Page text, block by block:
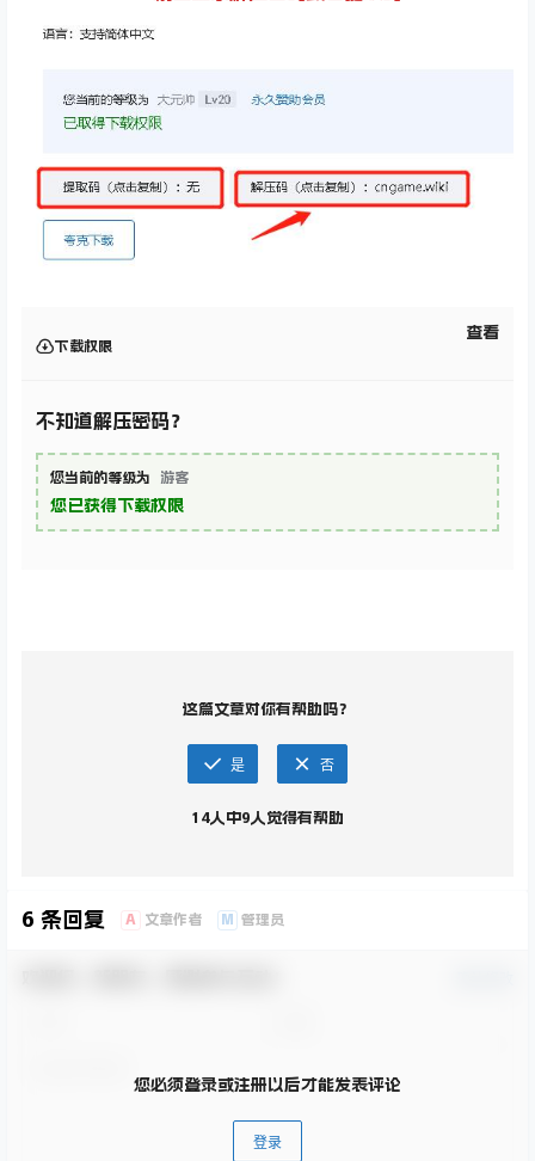
下载权限
查看
不知道解压密码？
您当前的等级为 游客
您已获得下载权限
这篇文章对你有帮助吗？
是 否
14 人中9 人觉得有帮助
6 条回复 A 文章作者 M 管理员
您必须登录或注册以后才能发表评论
登录